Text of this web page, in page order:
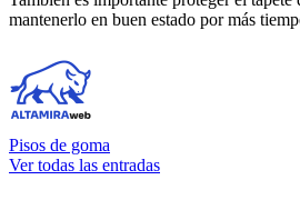
mantenerlo en buen estado por más
Pisos de goma
Ver todas las entradas